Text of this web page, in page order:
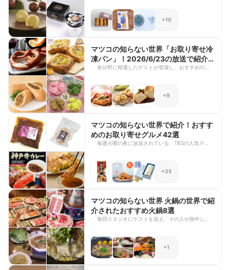
も、ゲストのおすすめグルメやスイーツが紹介され
る回は毎度話題になります。マツコさんの豪快な食
べっぷりと絶妙なコメントが魅力的ですよね。 そ
スイーツの中から、特に注目の商品を厳選してご紹
介します！おうちで気軽に楽しむもよし、手土産と
してみんなで楽しむもよし。ぜひ参考にしてみてく
ださいね。
+10
マツコの知らない世界「お取り寄せ冷
凍パン」！2026/6/23の放送で紹介さ
れたおすすめ16選
各分野に精通したゲストが登場し、おすすめの商品
1000個以上のパンを食べる主婦 ニシノカオリさん
をゲストに迎えた「お取り寄せ冷凍パンの世界」が
放送されました！ 今回は、マツコさんが実食した
凍パン16選をご紹介します。自分へのご褒美や贈
り物にもぴったりな、魅力的な冷凍パンが勢ぞろ
い！ぜひ最後までチェックしてくださいね。
+9
マツコの知らない世界で紹介！おすす
めのお取り寄せグルメ42選
毎週火曜の夜に放送されている、TBSの人気テレビ
ルメが取り上げられる回は、マツコさんの感想やコ
メントが気になりますよね。 今回は、番組内で紹
介されたおすすめお取り寄せグルメをご紹介しま
り。ちょっとしたご褒美や手土産に、ぜひ参考にし
てみてくださいね。
+35
マツコの知らない世界 火鍋の世界で紹
介されたおすすめ火鍋8選
毎回スタジオにゲストを迎え、その人が熱中してい
「こんな世界があったんだ」と驚くような奥深いテ
ーマが取り上げられ、つい最後まで見入ってしまい
ますよね。ゲストのこだわりやリアルな体験談が語
+1